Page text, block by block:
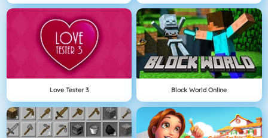
Love Tester 3 Block World Online